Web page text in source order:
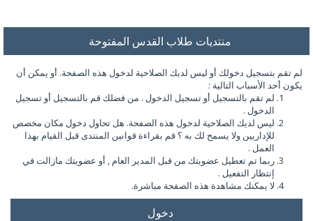
منتديات طلاب القدس المفتوحة
لم تقم بتسجيل دخولك أو ليس لديك الصلاحية لدخول هذه الصفحة. أو يمكن أن
يكون أحد الأسباب التالية :
لم تقم بالتسجيل أو تسجيل الدخول . من فضلك قم بالتسجيل أو تسجيل
الدخول .
ليس لديك الصلاحية لدخول هذه الصفحة. هل تحاول دخول مكان مخصص
للإداريين ولا يسمح لك به ؟ قم بقراءة قوانين المنتدى قبل القيام بهذا
العمل .
ربما تم تعطيل عضويتك من قبل المدير العام , أو عضويتك مازالت في
إنتظار التفعيل .
لا يمكنك مشاهدة هذه الصفحة مباشرة.
دخول